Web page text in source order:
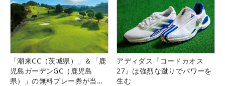
「潮来CC（茨城県）」＆「鹿
児島ガーデンGC（鹿児島
県）」の無料プレー券が当た
アディダス『コードカオス
27』は強烈な蹴りでパワーを
生む